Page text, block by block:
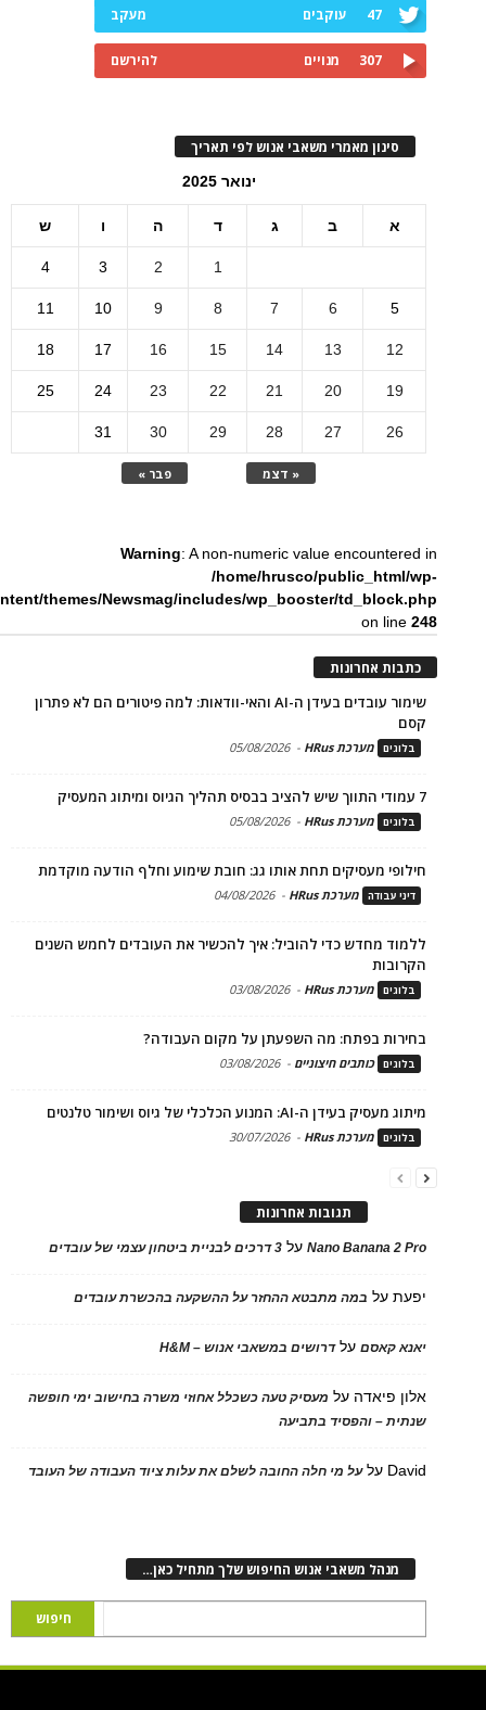
47 עוקבים מעקב
307 מנויים להירשם
סינון מאמרי משאבי אנוש לפי תאריך
ינואר 2025
א ב ג ד ה ו ש
« דצמ פבר »
1
2
3
4
5
6
7
8
9
10
11
12
13
14
15
16
17
18
19
20
21
22
23
24
25
26
27
28
29
30
31
Warning: A non-numeric value encountered in
/home/hrusco/public_html/wp-
themes/Newsmag/includes/wp_booster/td_block.php
on line248
כתבות אחרונות
שימור עובדים בעידן ה-AI והאי-וודאות: למה פיטורים הם לא פתרון
קסם
בלוגים מערכת HRus -
05/08/2026
7 עמודי התווך שיש להציב בבסיס תהליך הגיוס ומיתוג המעסיק
בלוגים מערכת HRus -
05/08/2026
חילופי מעסיקים תחת אותו גג: חובת שימוע וחלף הודעה מוקדמת
דיני עבודה מערכת HRus -
04/08/2026
ללמוד מחדש כדי להוביל: איך להכשיר את העובדים לחמש השנים
הקרובות
בלוגים מערכת HRus -
03/08/2026
בחירות בפתח: מה השפעתן על מקום העבודה?
בלוגים כותבים חיצוניים -
03/08/2026
מיתוג מעסיק בעידן ה-AI: המנוע הכלכלי של גיוס ושימור טלנטים
בלוגים מערכת HRus -
30/07/2026
תגובות אחרונות
Nano Banana 2 Proעל 3 דרכים לבניית ביטחון עצמי של עובדים
יפעתעל במה מתבטא ההחזר על ההשקעה בהכשרת עובדים
יאנא קאסםעלדרושים במשאבי אנוש – H&M
אלון פיאדה על מעסיק טעה כשכלל אחוזי משרה בחישוב ימי חופשה
שנתית – והפסיד בתביעה
David עלעל מי חלה החובה לשלם את עלות ציוד העבודה של העובד
מנהל משאבי אנוש החיפוש שלך מתחיל כאן…